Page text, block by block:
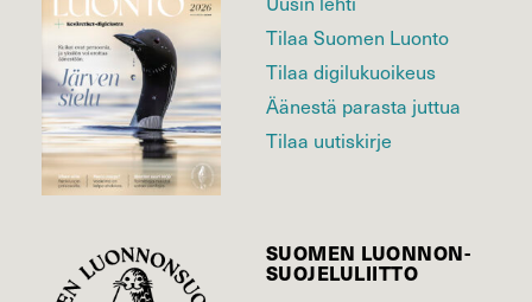
Tilaa Suomen Luonto
Tilaa digilukuoikeus
Äänestä parasta juttua
Tilaa uutiskirje
SUOMEN LUONNON­
SUOJELU­LIITTO